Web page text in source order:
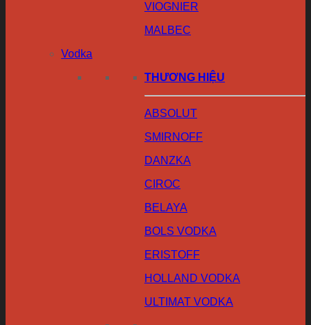
VIOGNIER
MALBEC
Vodka
THƯƠNG HIỆU
ABSOLUT
SMIRNOFF
DANZKA
CIROC
BELAYA
BOLS VODKA
ERISTOFF
HOLLAND VODKA
ULTIMAT VODKA